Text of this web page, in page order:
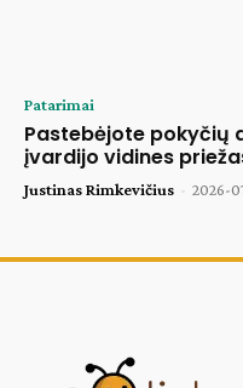
Patarimai
Pastebėjote pokyčių
įvardijo vidines
Justinas Rimkevičius - 2026-